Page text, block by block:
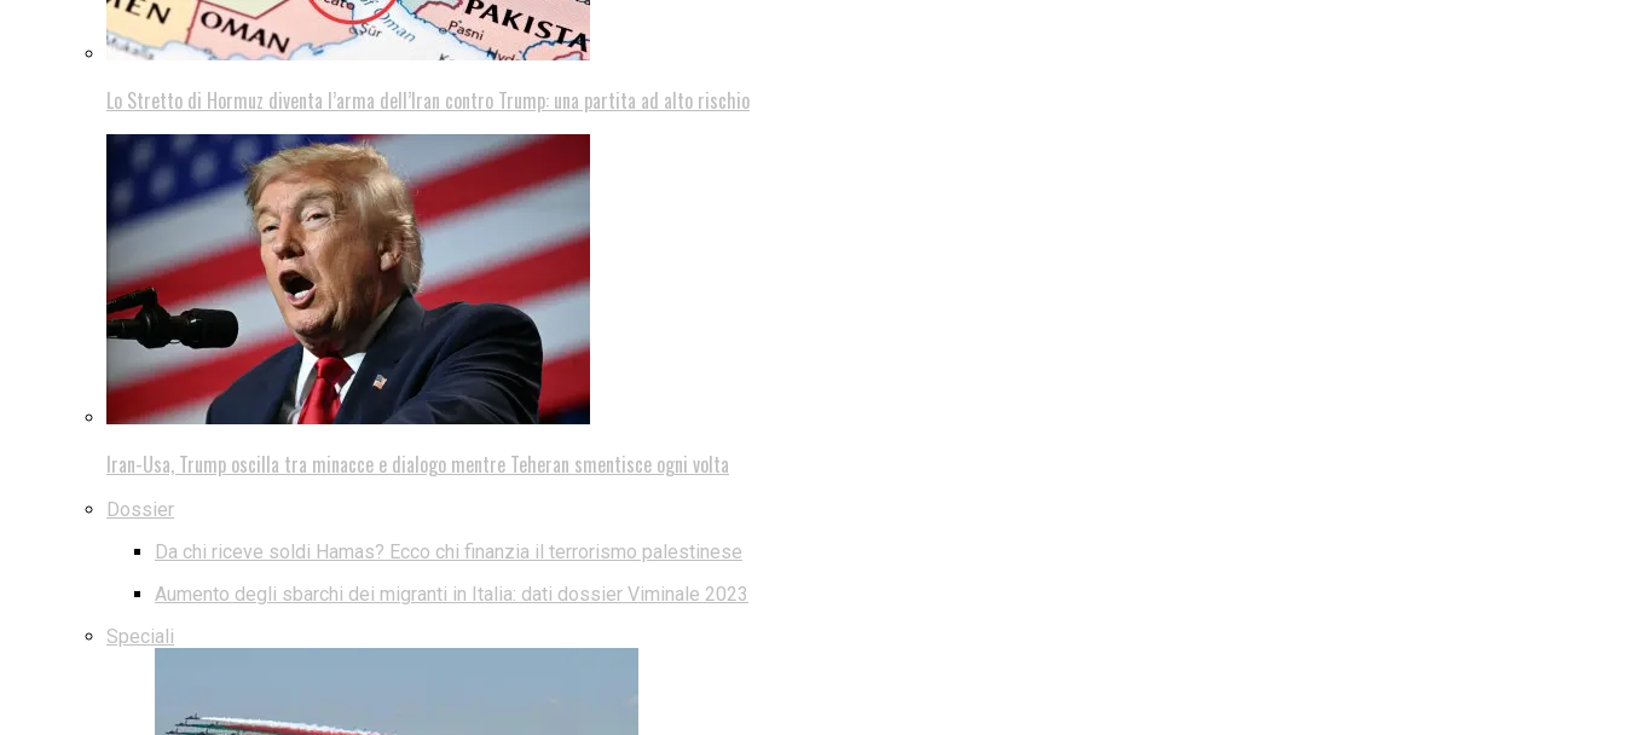
Lo Stretto di Hormuz diventa l’arma dell’Iran contro Trump: una partita ad alto rischio
Iran-Usa, Trump oscilla tra minacce e dialogo mentre Teheran smentisce ogni volta
Dossier
Da chi riceve soldi Hamas? Ecco chi finanzia il terrorismo palestinese
Aumento degli sbarchi dei migranti in Italia: dati dossier Viminale 2023
Speciali